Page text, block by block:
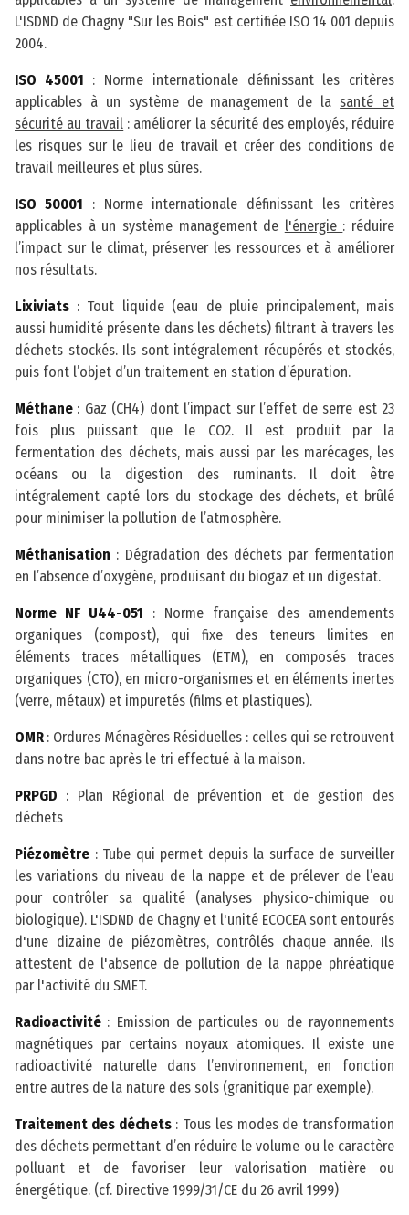
L'ISDND de Chagny "Sur les Bois" est certifiée ISO 14 001 depuis
2004.
ISO 45001 : Norme internationale définissant les critères
applicables à un système de management de la santé et
sécurité au travail : améliorer la sécurité des employés, réduire
les risques sur le lieu de travail et créer des conditions de
travail meilleures et plus sûres.
ISO 50001 : Norme internationale définissant les critères
applicables à un système management de l'énergie : réduire
l’impact sur le climat, préserver les ressources et à améliorer
nos résultats.
Lixiviats : Tout liquide (eau de pluie principalement, mais
aussi humidité présente dans les déchets) filtrant à travers les
déchets stockés. Ils sont intégralement récupérés et stockés,
puis font l’objet d’un traitement en station d’épuration.
Méthane : Gaz (CH4) dont l’impact sur l’effet de serre est 23
fois plus puissant que le CO2. Il est produit par la
fermentation des déchets, mais aussi par les marécages, les
océans ou la digestion des ruminants. Il doit être
intégralement capté lors du stockage des déchets, et brûlé
pour minimiser la pollution de l’atmosphère.
Méthanisation : Dégradation des déchets par fermentation
en l’absence d’oxygène, produisant du biogaz et un digestat.
Norme NF U44-051 : Norme française des amendements
organiques (compost), qui fixe des teneurs limites en
éléments traces métalliques (ETM), en composés traces
organiques (CTO), en micro-organismes et en éléments inertes
(verre, métaux) et impuretés (films et plastiques).
OMR : Ordures Ménagères Résiduelles : celles qui se retrouvent
dans notre bac après le tri effectué à la maison.
PRPGD : Plan Régional de prévention et de gestion des
déchets
Piézomètre : Tube qui permet depuis la surface de surveiller
les variations du niveau de la nappe et de prélever de l’eau
pour contrôler sa qualité (analyses physico-chimique ou
biologique). L'ISDND de Chagny et l'unité ECOCEA sont entourés
d'une dizaine de piézomètres, contrôlés chaque année. Ils
attestent de l'absence de pollution de la nappe phréatique
par l'activité du SMET.
Radioactivité : Emission de particules ou de rayonnements
magnétiques par certains noyaux atomiques. Il existe une
radioactivité naturelle dans l’environnement, en fonction
entre autres de la nature des sols (granitique par exemple).
Traitement des déchets: Tous les modes de transformation
des déchets permettant d’en réduire le volume ou le caractère
polluant et de favoriser leur valorisation matière ou
énergétique. (cf. Directive 1999/31/CE du 26 avril 1999)